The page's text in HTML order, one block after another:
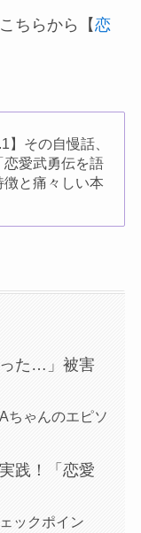
ちらから【恋
】その自慢話、
愛武勇伝を語
徴と痛々しい本
た…」被害
ちゃんのエピソ
践！「恋愛
ックポイン